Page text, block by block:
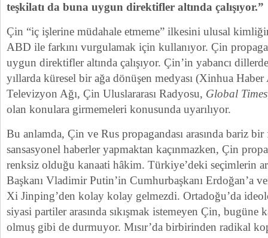
teşkilatı da buna uygun direktifler altında çalışıyor.”
Çin “iç işlerine müdahale etmeme” ilkesini ulusal
ABD ile farkını vurgulamak için kullanıyor. Çin
uygun direktifler altında çalışıyor. Çin’in yabancı
yıllarda küresel bir ağa dönüşen medyası (Xinhua
Televizyon Ağı, Çin Uluslararası Radyosu, Global Times
olan konulara girmemeleri konusunda uyarılıyor.
Bu anlamda, Çin ve Rus propagandası arasında bariz
sansasyonel haberler yapmaktan kaçınmazken, Çin
renksiz olduğu kanaati hâkim. Türkiye’deki seçimlerin
Başkanı Vladimir Putin’in Cumhurbaşkanı Erdoğan’a
Xi Jinping’den kolay kolay gelmezdi. Ortadoğu’da
siyasi partiler arasında sıkışmak istemeyen Çin, bugüne
olmuş gibi de durmuyor. Mısır’da birbirinden radikal